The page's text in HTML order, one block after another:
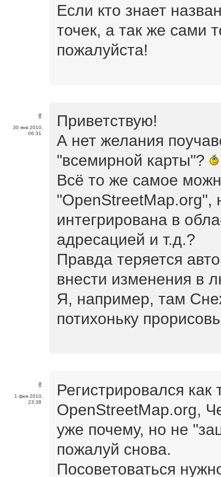
Если кто знает
точек, а так же сами
пожалуйста!
#
30 янв 2010,
06:31
Приветствую!
А нет желания
"всемирной карты"?
Всё то же самое
"OpenStreetMap.org",
интегрирована в
адресацией и т.д.?
Правда теряется
внести изменения в
Я, например, там
потихоньку
#
1 фев 2010,
23:38
Регистрировался как
OpenStreetMap.org,
уже почему, но не
пожалуй снова.
Посоветоваться